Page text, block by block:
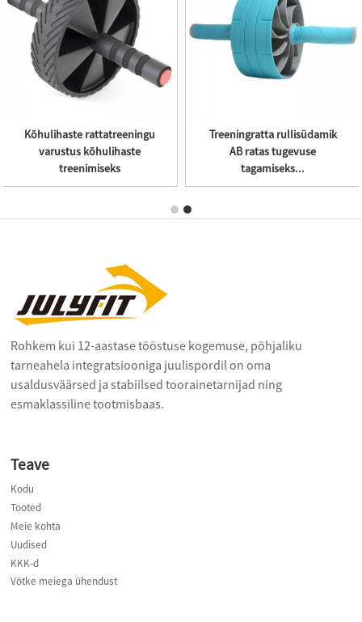
Kõhulihaste rattatreeningu
varustus kõhulihaste
treenimiseks
Professionaalne
jõutreeningu ratas koos...
Rohkem kui 12-aastase tööstuse kogemuse, põhjaliku
tarneahela integratsiooniga juulispordil on oma
usaldusväärsed ja stabiilsed toorainetarnijad ning
esmaklassiline tootmisbaas.
Teave
Kodu
Tooted
Meie kohta
Uudised
KKK-d
Võtke meiega ühendust